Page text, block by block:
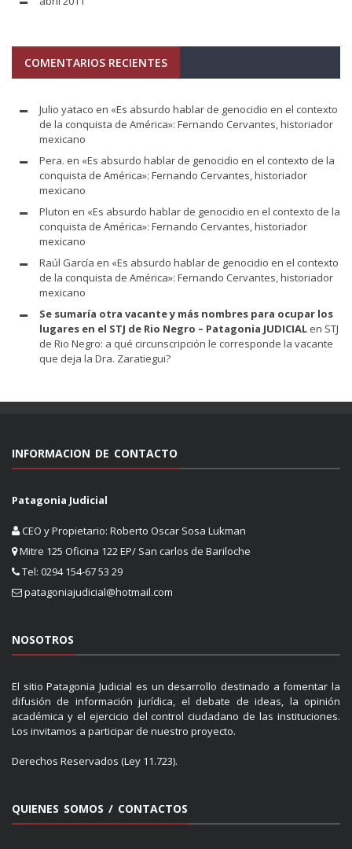
COMENTARIOS RECIENTES
Julio yataco en «Es absurdo hablar de genocidio en el contexto
de la conquista de América»: Fernando Cervantes, historiador
mexicano
Pera. en «Es absurdo hablar de genocidio en el contexto de la
conquista de América»: Fernando Cervantes, historiador
mexicano
Pluton en «Es absurdo hablar de genocidio en el contexto de la
conquista de América»: Fernando Cervantes, historiador
mexicano
Raúl García en «Es absurdo hablar de genocidio en el contexto
de la conquista de América»: Fernando Cervantes, historiador
mexicano
Se sumaría otra vacante y más nombres para ocupar los
lugares en el STJ de Rio Negro – Patagonia JUDICIAL en STJ
de Rio Negro: a qué circunscripción le corresponde la vacante
que deja la Dra. Zaratiegui?
INFORMACION DE CONTACTO
Patagonia Judicial
CEO y Propietario: Roberto Oscar Sosa Lukman
Mitre 125 Oficina 122 EP/ San carlos de Bariloche
Tel: 0294 154-67 53 29
patagoniajudicial@hotmail.com
NOSOTROS
El sitio Patagonia Judicial es un desarrollo destinado a fomentar la
difusión de información jurídica, el debate de ideas, la opinión
académica y el ejercicio del control ciudadano de las instituciones.
Los invitamos a participar de nuestro proyecto.
Derechos Reservados (Ley 11.723).
QUIENES SOMOS / CONTACTOS